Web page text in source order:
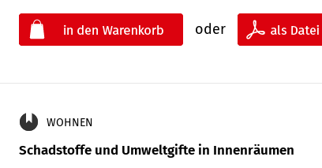
oder
WOHNEN
Schadstoffe und Umweltgifte in Innenräumen